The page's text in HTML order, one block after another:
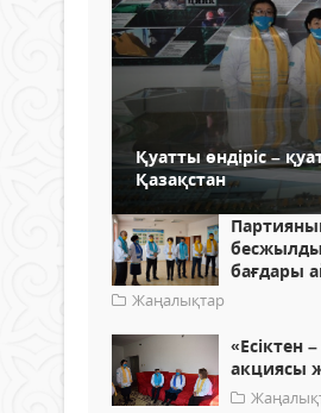
Қуатты өндіріс –
Қазақстан
бағдары
Жаңалықтар
«Есіктен
акциясы